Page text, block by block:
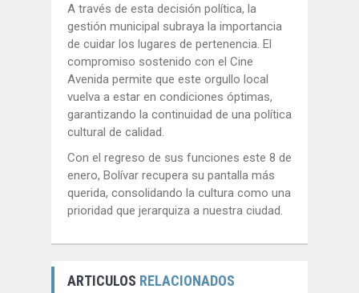
A través de esta decisión política, la
gestión municipal subraya la importancia
de cuidar los lugares de pertenencia. El
compromiso sostenido con el Cine
Avenida permite que este orgullo local
vuelva a estar en condiciones óptimas,
garantizando la continuidad de una política
cultural de calidad.
Con el regreso de sus funciones este 8 de
enero, Bolívar recupera su pantalla más
querida, consolidando la cultura como una
prioridad que jerarquiza a nuestra ciudad.
ARTICULOS RELACIONADOS